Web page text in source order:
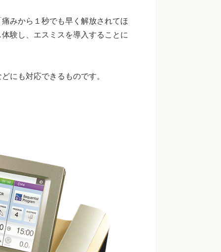
みから１秒でも早く解放されてほ
験し、エスミスを導入することに
にも対応できるものです。